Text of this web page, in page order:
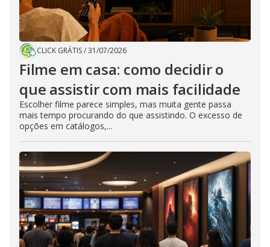
CLICK GRÁTIS/31/07/2026
Filme em casa: como decidir o
que assistir com mais facilidade
Escolher filme parece simples, mas muita gente passa
mais tempo procurando do que assistindo. O excesso de
opções em catálogos,...